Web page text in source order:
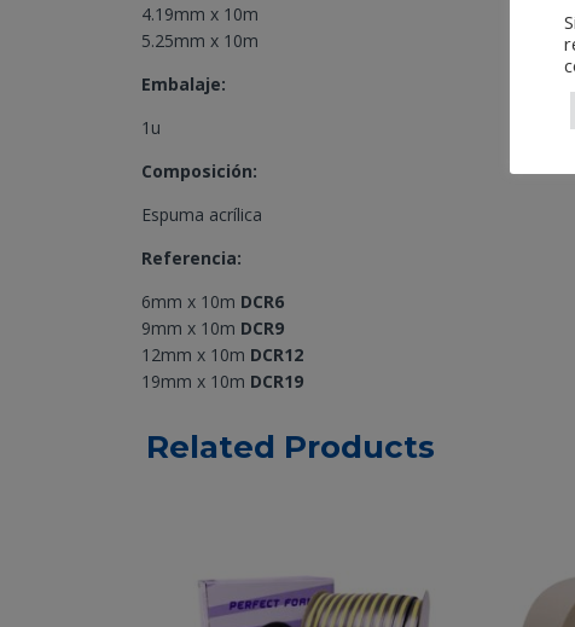
4.19mm x 10m
5.25mm x 10m
Embalaje:
1u
Composición:
Espuma acrílica
Referencia:
6mm x 10m DCR6
9mm x 10m DCR9
12mm x 10m DCR12
19mm x 10m DCR19
Related Products